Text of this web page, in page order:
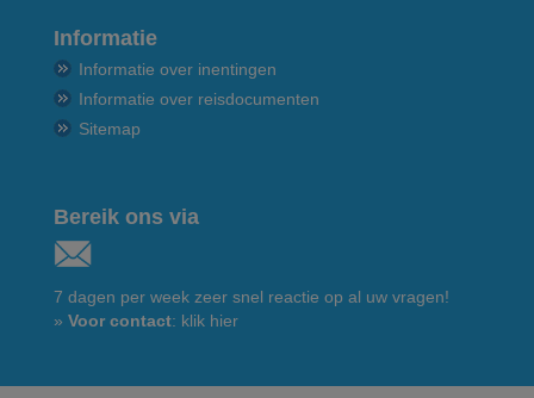
Informatie
Informatie over inentingen
Informatie over reisdocumenten
Sitemap
Bereik ons via
7 dagen per week zeer snel reactie op al uw vragen!
» Voor contact: klik hier